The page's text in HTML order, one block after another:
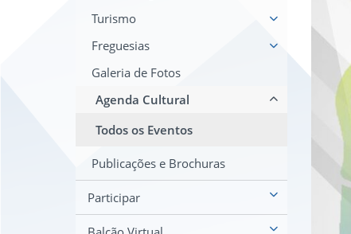
Turismo
Freguesias
Galeria de Fotos
Agenda Cultural
Todos os Eventos
Publicações e Brochuras
Participar